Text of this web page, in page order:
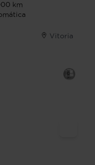
km
Vitoria